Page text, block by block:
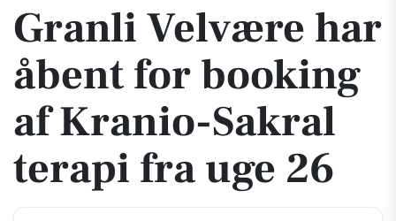
Granli Velvære har
åbent for booking
af Kranio-Sakral
terapi fra uge 26